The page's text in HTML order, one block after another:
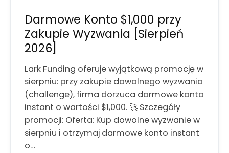
Darmowe Konto $1,000 przy
Zakupie Wyzwania [Sierpień
2026]
Lark Funding oferuje wyjątkową promocję w
sierpniu: przy zakupie dowolnego wyzwania
(challenge), firma dorzuca darmowe konto
instant o wartości $1,000. 🚀 Szczegóły
promocji: Oferta: Kup dowolne wyzwanie w
sierpniu i otrzymaj darmowe konto instant
o…